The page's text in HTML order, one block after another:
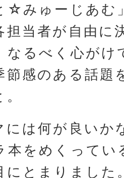
☆みゅーじあむ
担当者が自由に
なるべく心がけ
節感のある話題
には何が良いか
本をめくってい
にとまりました